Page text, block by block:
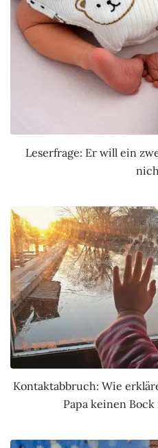
Leserfrage: Er will ein
Kontaktabbruch: Wie
Papa keinen